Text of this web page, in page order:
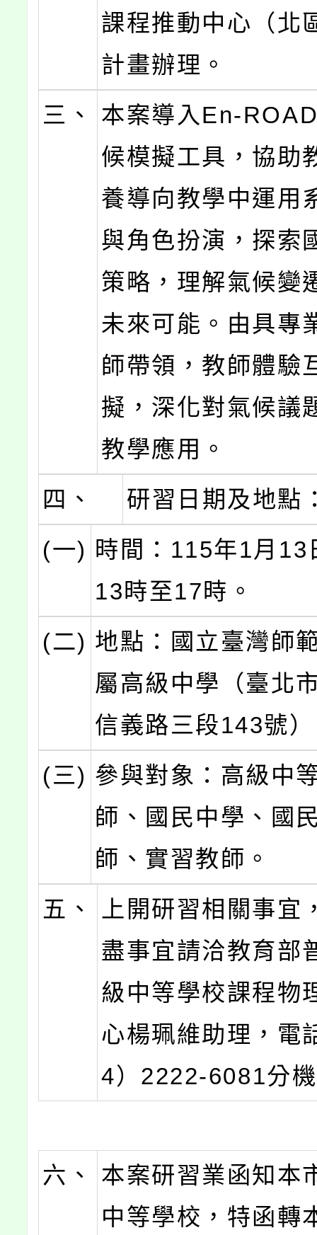
課程推動中心（北
計畫辦理。
三、
本案導入En-
候模擬工具，協助
養導向教學中運用
與角色扮演，探索
策略，理解氣候變
未來可能。由具專
師帶領，教師體驗
擬，深化對氣候議
教學應用。
四、
研習日期及地點
(一) 時間：115年1月13
13時至17時。
(二) 地點：國立臺灣師
屬高級中學（臺北
信義路三段143號
(三) 參與對象：高級中
師、國民中學、國
師、實習教師。
五、
上開研習相關事宜
盡事宜請洽教育部
級中等學校課程物
心楊珮維助理，電
4）2222-6081分
六、
本案研習業函知本
中等學校，特函轉